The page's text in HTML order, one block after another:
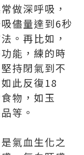
做深呼吸，
儘量達到6秒
。再比如，
能，練的時
持閉氣到不
此反復18
物，如玉
等。
氣血生化之